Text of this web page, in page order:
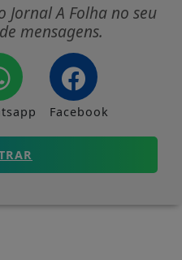
Jornal A Folha no seu
mensagens.
Facebook